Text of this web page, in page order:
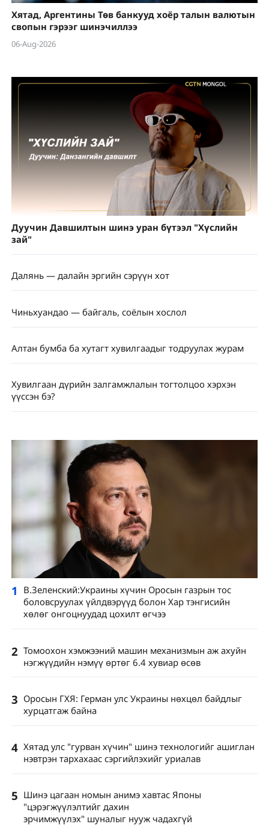
Хятад, Аргентины Төв банкууд хоёр талын валютын
свопын гэрээг шинэчиллээ
06-Aug-2026
Дуучин Давшилтын шинэ уран бүтээл "Хүслийн
зай"
Далянь — далайн эргийн сэрүүн хот
Чиньхуандао — байгаль, соёлын хослол
Алтан бумба ба хутагт хувилгаадыг тодруулах журам
Хувилгаан дүрийн залгамжлалын тогтолцоо хэрхэн
үүссэн бэ?
1
В.Зеленский:Украины хүчин Оросын газрын тос
боловсруулах үйлдвэрүүд болон Хар тэнгисийн
хөлөг онгоцнуудад цохилт өгчээ
2 Томоохон хэмжээний машин механизмын аж ахуйн
нэгжүүдийн нэмүү өртөг 6.4 хувиар өсөв
3 Оросын ГХЯ: Герман улс Украины нөхцөл байдлыг
хурцатгаж байна
4 Хятад улс "гурван хүчин" шинэ технологийг ашиглан
нэвтрэн тархахаас сэргийлэхийг уриалав
5 Шинэ цагаан номын анимэ хавтас Японы
"цэрэгжүүлэлтийг дахин
эрчимжүүлэх" шуналыг нууж чадахгүй